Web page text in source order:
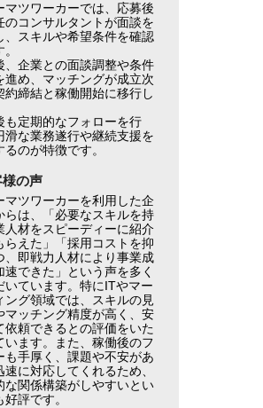
マツワーカーでは、応募後
のコンサルタントが面談を
、スキルや希望条件を確認
、企業との面談調整や条件
進め、マッチングが成立次
約締結と稼働開始に移行し
も定期的なフォローを行
滑な業務遂行や継続支援を
るのが特徴です。
の声
マツワーカーを利用した企
らは、「必要なスキルを持
人材をスピーディーに紹介
らえた」「採用コストを抑
、即戦力人材により事業成
速できた」という声を多く
いています。特にITやマー
ング領域では、スキルの見
マッチング精度が高く、安
依頼できるとの評価をいた
います。また、稼働後のフ
も手厚く、課題や不安があ
速に対応してくれるため、
な関係構築がしやすいとい
好評です。